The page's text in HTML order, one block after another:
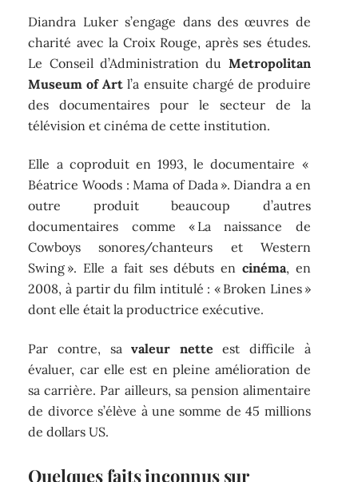
Diandra Luker s’engage dans des œuvres de
charité avec la Croix Rouge, après ses études.
Le Conseil d’Administration du Metropolitan
Museum of Artl’a ensuite chargé de produire
des documentaires pour le secteur de la
télévision et cinéma de cette institution.
Elle a coproduit en 1993, le documentaire «
Béatrice Woods : Mama of Dada ». Diandra a en
outre produit beaucoup d’autres
documentaires comme « La naissance de
Cowboys sonores/chanteurs et Western
Swing ». Elle a fait ses débuts en cinéma, en
2008, à partir du film intitulé : « Broken Lines »
dont elle était la productrice exécutive.
Par contre, savaleur nette est difficile à
évaluer, car elle est en pleine amélioration de
sa carrière. Par ailleurs, sa pension alimentaire
de divorce s’élève à une somme de 45 millions
de dollars US.
Quelques faits inconnus sur